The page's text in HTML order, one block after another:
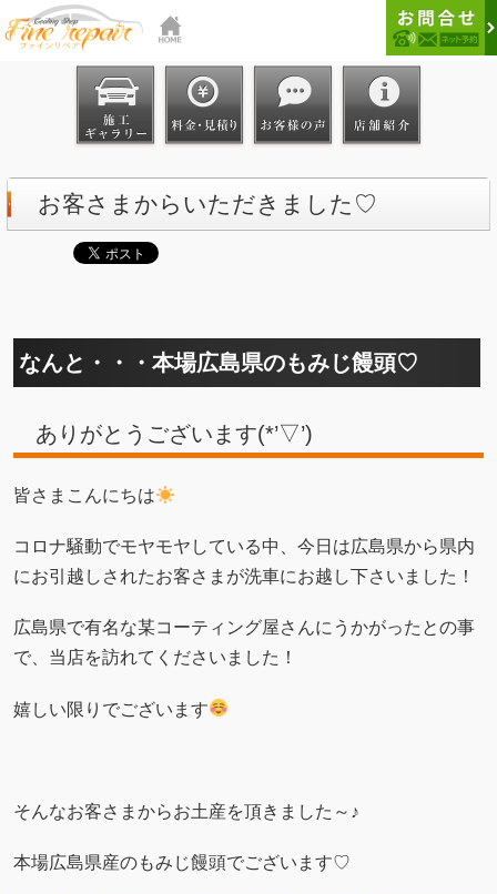
お客さまからいただきました♡
なんと・・・本場広島県のもみじ饅頭♡
ありがとうございます(*’▽’)
皆さまこんにちは
コロナ騒動でモヤモヤしている中、今日は広島県から県内
にお引越しされたお客さまが洗車にお越し下さいました！
広島県で有名な某コーティング屋さんにうかがったとの事
で、当店を訪れてくださいました！
嬉しい限りでございます
そんなお客さまからお土産を頂きました～♪
本場広島県産のもみじ饅頭でございます♡